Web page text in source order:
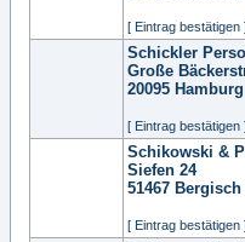
[ Eintrag bestätigen
Schickler
Große
20095 Hamburg
[ Eintrag bestätigen
Schikowski &
Siefen 24
51467
[ Eintrag bestätigen